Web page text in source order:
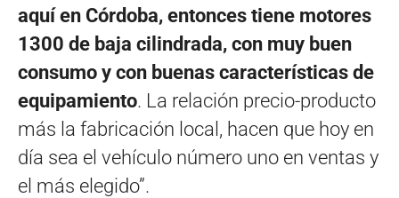
aquí en Córdoba, entonces tiene motores
1300 de baja cilindrada, con muy buen
consumo y con buenas características de
equipamiento. La relación precio-producto
más la fabricación local, hacen que hoy en
día sea el vehículo número uno en ventas y
el más elegido”.